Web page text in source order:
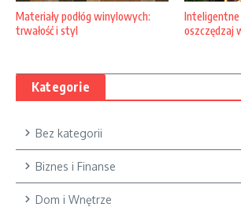
Materiały podłóg winylowych:
trwałość i styl
Inteligentne
oszczędzaj
Kategorie
Bez kategorii
Biznes i Finanse
Dom i Wnętrze